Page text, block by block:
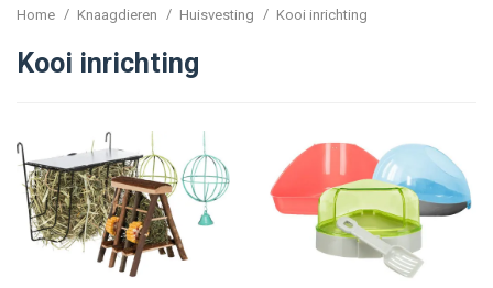
Home / Knaagdieren / Huisvesting / Kooi inrichting
Kooi inrichting